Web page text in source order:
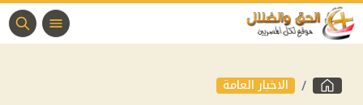
الاخبار العامة